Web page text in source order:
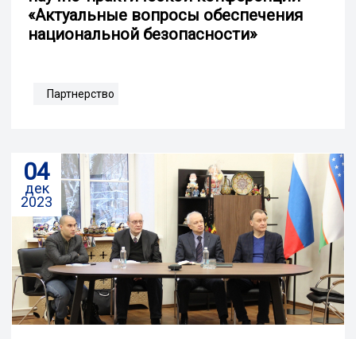
«Актуальные вопросы обеспечения
национальной безопасности»
Партнерство
04
дек
2023